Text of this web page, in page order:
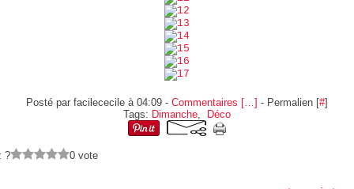
Posté par facilececile à 04:09 - Commentaires […] - Permalien [#]
Tags: Dimanche, Déco
? 0 vote